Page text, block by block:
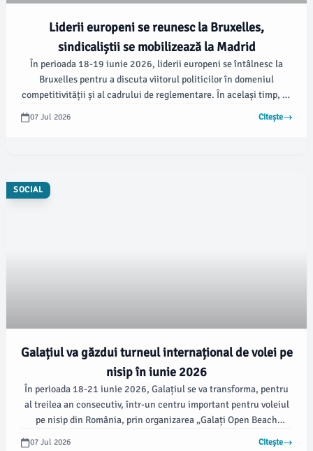
Liderii europeni se reunesc la Bruxelles,
sindicaliștii se mobilizează la Madrid
În perioada 18-19 iunie 2026, liderii europeni se întâlnesc la
Bruxelles pentru a discuta viitorul politicilor în domeniul
competitivității și al cadrului de reglementare. În același timp, pe
pentru a susține o viziune alternativă pentru Europa, axată pe
07 Jul 2026 Citește
SOCIAL
Galațiul va găzdui turneul internațional de volei pe
nisip în iunie 2026
În perioada 18-21 iunie 2026, Galațiul se va transforma, pentru
al treilea an consecutiv, într-un centru important pentru voleiul
pe nisip din România, prin organizarea „Galați Open Beach
07 Jul 2026 Citește